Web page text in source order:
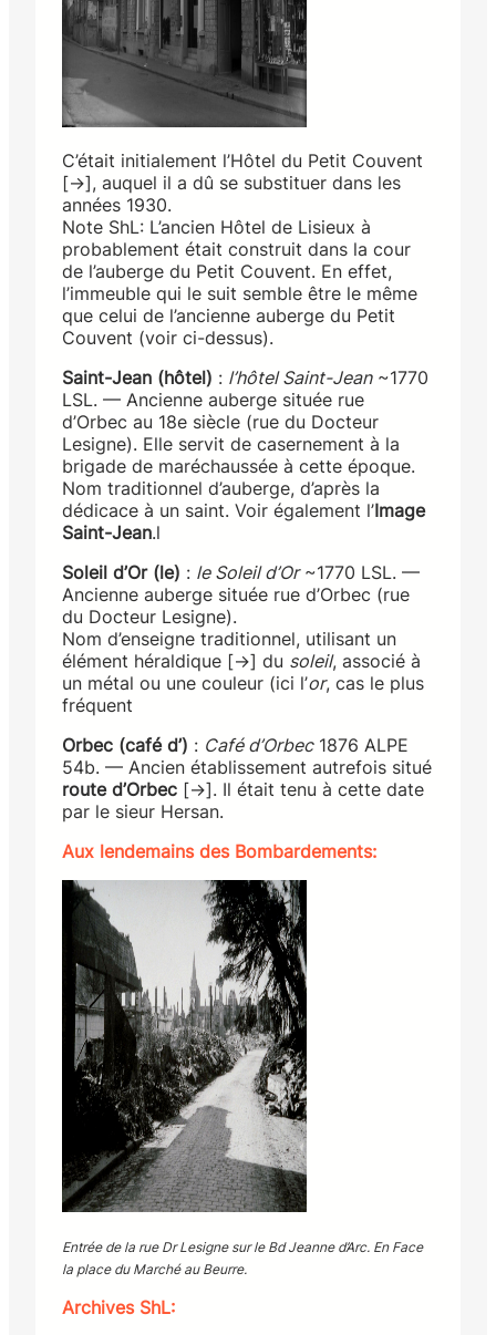
C’était initialement l’Hôtel du Petit Couvent
[→], auquel il a dû se substituer dans les
années 1930.
Note ShL: L’ancien Hôtel de Lisieux à
probablement était construit dans la cour
de l’auberge du Petit Couvent. En effet,
l’immeuble qui le suit semble être le même
que celui de l’ancienne auberge du Petit
Couvent (voir ci-dessus).
Saint-Jean (hôtel) : l’hôtel Saint-Jean~1770
LSL. — Ancienne auberge située rue
d’Orbec au 18e siècle (rue du Docteur
Lesigne). Elle servit de casernement à la
brigade de maréchaussée à cette époque.
Nom traditionnel d’auberge, d’après la
dédicace à un saint. Voir également l’Image
Saint-Jean.l
Soleil d’Or (le) : le Soleil d’Or~1770 LSL. —
Ancienne auberge située rue d’Orbec (rue
du Docteur Lesigne).
Nom d’enseigne traditionnel, utilisant un
élément héraldique [→] du soleil, associé à
un métal ou une couleur (ici l’or, cas le plus
fréquent
Orbec (café d’) : Café d’Orbec1876 ALPE
54b. — Ancien établissement autrefois situé
route d’Orbec [→]. Il était tenu à cette date
par le sieur Hersan.
Aux lendemains des Bombardements:
Entrée de la rue Dr Lesigne sur le Bd Jeanne d’Arc. En Face
la place du Marché au Beurre.
Archives ShL: